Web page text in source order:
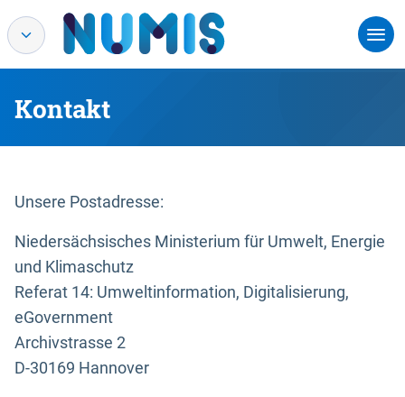
Kontakt
Unsere Postadresse:
Niedersächsisches Ministerium für Umwelt, Energie
und Klimaschutz
Referat 14: Umweltinformation, Digitalisierung,
eGovernment
Archivstrasse 2
D-30169 Hannover